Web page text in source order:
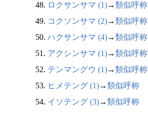
48. ロクサンサマ (1)→類似呼称
49. コクソンサマ (2)→類似呼称
50. ハクサンサマ (4)→類似呼称
51. アクシンサマ (1)→類似呼称
52. テンマングウ (1)→類似呼称
53. ヒメテング (1)→類似呼称
54. イソテング (3)→類似呼称